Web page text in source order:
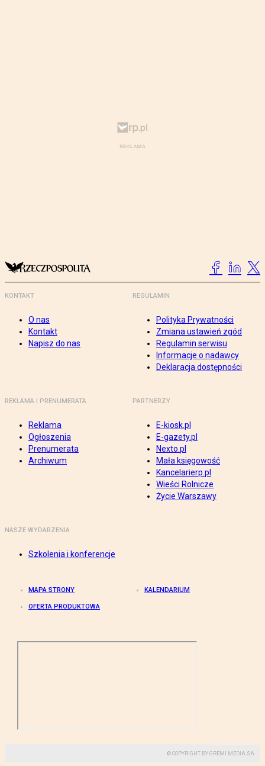
KONTAKT
O nas
Kontakt
Napisz do nas
REGULAMIN
Polityka Prywatności
Zmiana ustawień zgód
Regulamin serwisu
Informacje o nadawcy
Deklaracja dostępności
REKLAMA I PRENUMERATA
Reklama
Ogłoszenia
Prenumerata
Archiwum
PARTNERZY
E-kiosk.pl
E-gazety.pl
Nexto.pl
Mała księgowość
Kancelarierp.pl
Wieści Rolnicze
Życie Warszawy
NASZE WYDARZENIA
Szkolenia i konferencje
MAPA STRONY KALENDARIUM
OFERTA PRODUKTOWA
© COPYRIGHT BY GREMI MEDIA SA